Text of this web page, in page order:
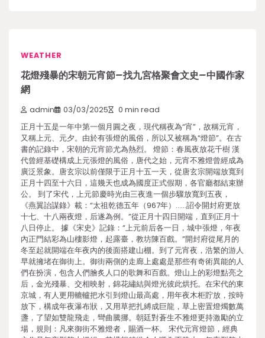
WEATHER
花燈殘暴的宋朝元宵節–找九宮格聚會文史–中國作家
網
admin 03/03/2025 0 min read
正月十五是一年中第一個月圓之夜，現代稱夜為“宵”，故稱元宵，
又稱上元、元夕。由於有張燈的風俗，所以又被稱為“燈節”。在古
書的記錄中，宋朝的元宵節尤為熱烈。 燈節：春風夜放花千樹 漢
代曾經基礎構成上元張燈的風俗，唐代之始，元宵不雅燈曾經成為
廣泛景象。唐玄宗以前僅限于正月十五一天，從唐玄宗開端放寬到
正月十四至十六日，這幾天也成為國度正式假期，各官廳都結束辦
公。 到了宋代，上元節慶時光由三夜進一個步驟放寬到五夜，
《燕翼詒謀錄》載：“太祖乾德五年（967年）……詔令開封府更放
十七、十八兩夜燈，后遂為例。”從正月十四日開端，直到正月十
八日停止。 據《宋史》記錄：“上元前后各一日，城中張燈，年夜
內正門結彩為山樓影燈，起露臺，教坊陳百戲。”開封府從尾月的
冬至起就開端在年夜內的後面搭建山棚。到了元宵夜，浩繁的游人
早就擁堵在御街上。御街兩側的走廊上處處是那些有奇術異能的人
們在扮演，包含人們膾炙人口的歌舞和百戲。燈山上的彩燈點亮之
后，金光殘暴、交相映射，錦花繡結與燈光彼此烘托。在宋代的東
京城，有人更用轆轤把水引到燈山最高處，用年夜木柜貯放，按時
放下，構成年夜瀑布狀，又用草把扎縛成巨龍，草上密置燈燭數萬
盞，了望如雙龍飛走，彎曲騰挪。朝廷對蒼生不雅燈更持激勵的立
場，規則：凡來御街不雅燈者，賜酒一杯。 宋代元宵燈節，經典